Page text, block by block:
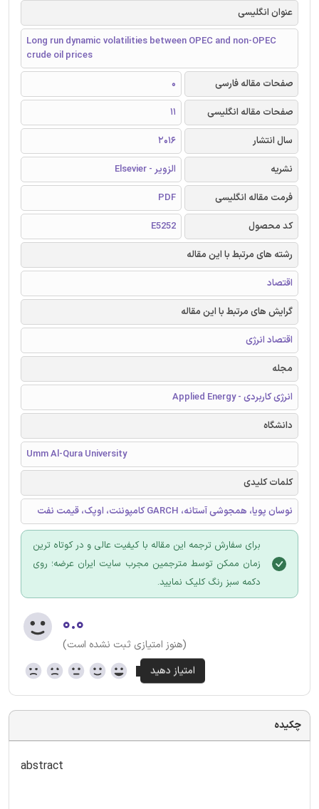
عنوان انگلیسی
Long run dynamic volatilities between OPEC and non-OPEC
crude oil prices
صفحات مقاله فارسی
0
صفحات مقاله انگلیسی
11
سال انتشار
2016
نشریه
الزویر - Elsevier
فرمت مقاله انگلیسی
PDF
کد محصول
E5252
رشته های مرتبط با این مقاله
اقتصاد
گرایش های مرتبط با این مقاله
اقتصاد انرژی
مجله
انرژی کاربردی - Applied Energy
دانشگاه
Umm Al-Qura University
کلمات کلیدی
نوسان پویا، همجوشی آستانه، GARCH کامپوننت، اوپک، قیمت نفت
برای سفارش ترجمه این مقاله با کیفیت عالی و در کوتاه ترین
زمان ممکن توسط مترجمین مجرب سایت ایران عرضه؛ روی
دکمه سبز رنگ کلیک نمایید.
۰.۰
(هنوز امتیازی ثبت نشده است)
چکیده
abstract